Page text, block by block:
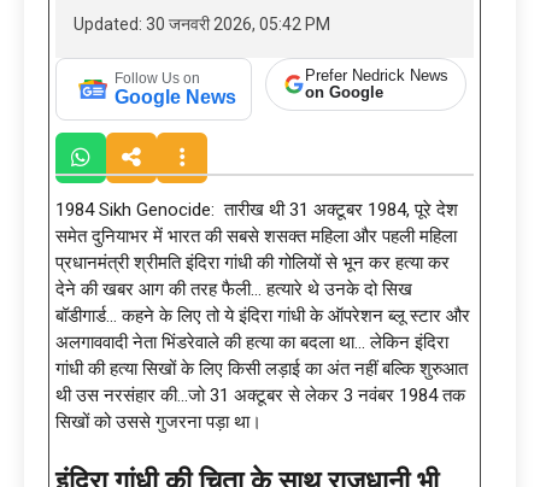
Updated: 30 जनवरी 2026, 05:42 PM
Follow Us on
Google News
Prefer Nedrick News
on Google
1984 Sikh Genocide: तारीख थी 31 अक्टूबर 1984, पूरे देश
समेत दुनियाभर में भारत की सबसे शसक्त महिला और पहली महिला
प्रधानमंत्री श्रीमति इंदिरा गांधी की गोलियों से भून कर हत्या कर
देने की खबर आग की तरह फैली… हत्यारे थे उनके दो सिख
बॉडीगार्ड… कहने के लिए तो ये इंदिरा गांधी के ऑपरेशन ब्लू स्टार और
अलगाववादी नेता भिंडरेवाले की हत्या का बदला था… लेकिन इंदिरा
गांधी की हत्या सिखों के लिए किसी लड़ाई का अंत नहीं बल्कि शुरुआत
थी उस नरसंहार की…जो 31 अक्टूबर से लेकर 3 नवंबर 1984 तक
सिखों को उससे गुजरना पड़ा था।